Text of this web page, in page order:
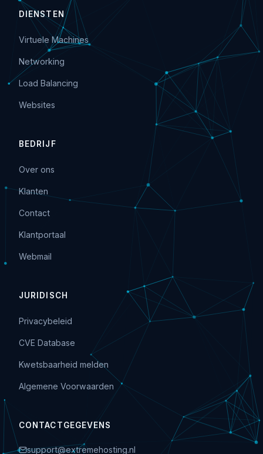
DIENSTEN
Virtuele Machines
Networking
Load Balancing
Websites
BEDRIJF
Over ons
Klanten
Contact
Klantportaal
Webmail
JURIDISCH
Privacybeleid
CVE Database
Kwetsbaarheid melden
Algemene Voorwaarden
CONTACTGEGEVENS
support@extremehosting.nl